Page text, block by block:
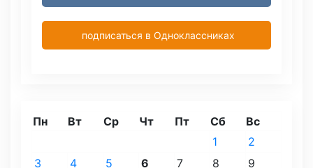
подписаться в Одноклассниках
Пн Вт Ср Чт Пт Сб Вс
1
2
3
4 5 6 7 8
9